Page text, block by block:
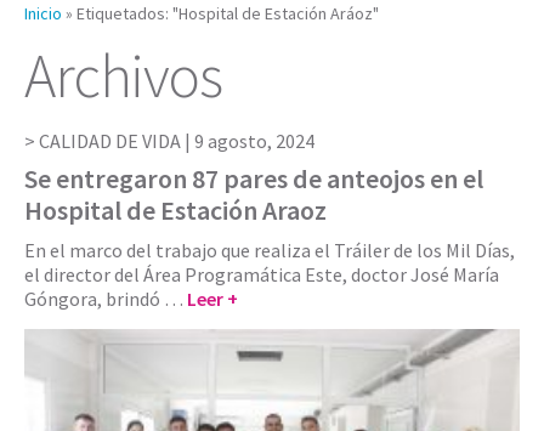
Inicio » Etiquetados: "Hospital de Estación Aráoz"
Archivos
CALIDAD DE VIDA | 9 agosto, 2024
Se entregaron 87 pares de anteojos en el
Hospital de Estación Araoz
En el marco del trabajo que realiza el Tráiler de los Mil Días,
el director del Área Programática Este, doctor José María
Góngora, brindó … Leer +